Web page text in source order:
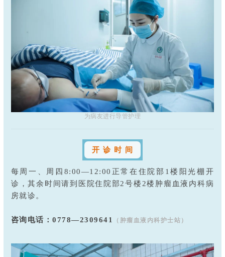
为病友进行导管护理
开 诊 时 间
每周一、周四8:00—12:00正常在住院部1楼阳光棚开
诊，其余时间请到医院住院部2号楼2楼肿瘤血液内科病
房就诊。
咨询电话：0778—2309641 （肿瘤血液内科护士站）